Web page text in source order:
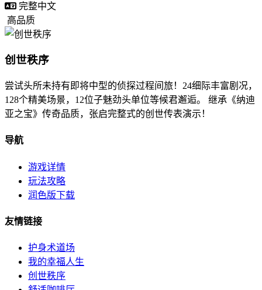
完整中文
高品质
创世秩序
尝试头所未持有即将中型的侦探过程间旅！24细际丰富剧况，
128个精美场景，12位子魅劲头单位等候君邂逅。 继承《纳迪
亚之宝》传奇品质，张启完整式的创世传表演示！
导航
游戏详情
玩法攻略
润色版下载
友情链接
护身术道场
我的幸福人生
创世秩序